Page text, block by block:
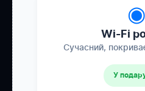
◉
Wi-Fi
Сучасний,
У